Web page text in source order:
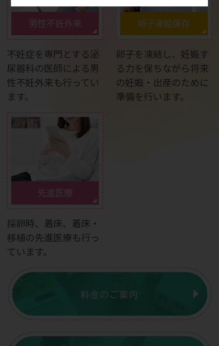
男性不妊外来
不妊症を専門とする泌
尿器科の医師による男
性不妊外来も行ってい
ます。
卵子凍結保存
卵子を凍結し、妊娠す
る力を保ちながら将来
の妊娠・出産のために
準備を行います。
先進医療
採卵時、着床、着床・
移植の先進医療も行っ
ています。
料金のご案内